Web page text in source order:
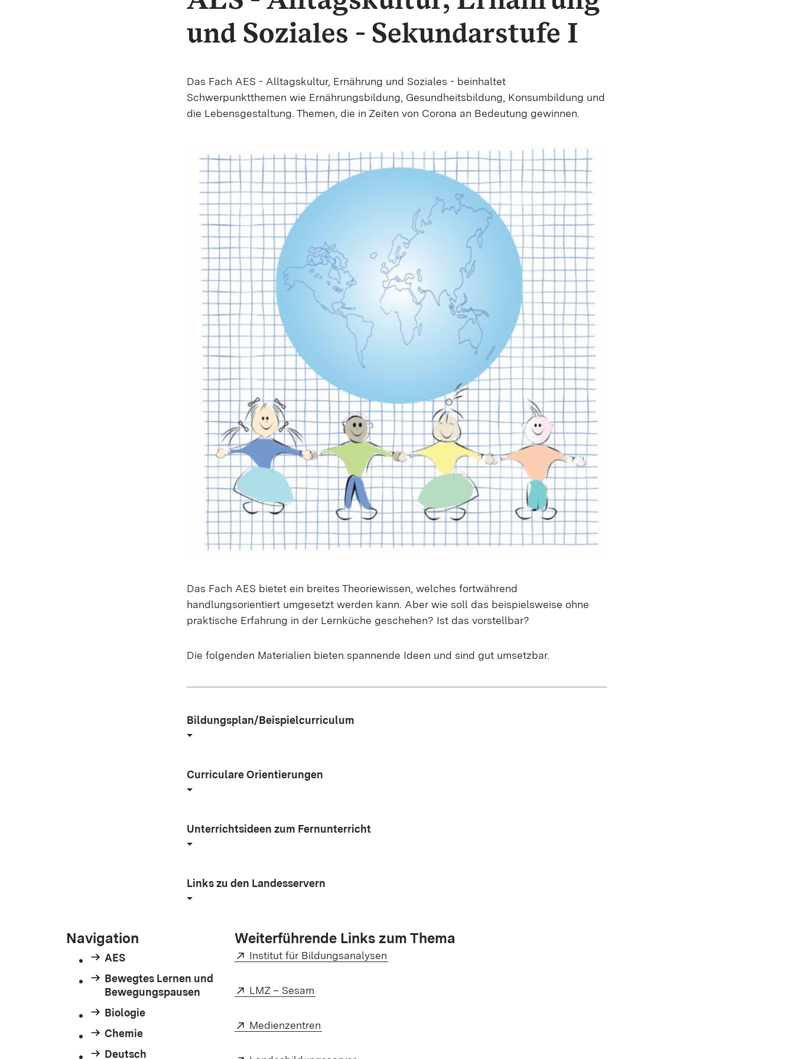
und Soziales - Sekundarstufe I
Das Fach AES - Alltagskultur, Ernährung und Soziales - beinhaltet
Schwerpunktthemen wie Ernährungsbildung, Gesundheitsbildung, Konsumbildung und
die Lebensgestaltung. Themen, die in Zeiten von Corona an Bedeutung gewinnen.
Das Fach AES bietet ein breites Theoriewissen, welches fortwährend
handlungsorientiert umgesetzt werden kann. Aber wie soll das beispielsweise ohne
praktische Erfahrung in der Lernküche geschehen? Ist das vorstellbar?
Die folgenden Materialien bieten spannende Ideen und sind gut umsetzbar.
Bildungsplan/Beispielcurriculum
Curriculare Orientierungen
Unterrichtsideen zum Fernunterricht
Links zu den Landesservern
Navigation
AES
Bewegtes Lernen und
Bewegungspausen
Biologie
Chemie
Deutsch
Weiterführende Links zum Thema
Extern:
Institut für Bildungsanalysen
Extern:
LMZ – Sesam
Extern:
Medienzentren